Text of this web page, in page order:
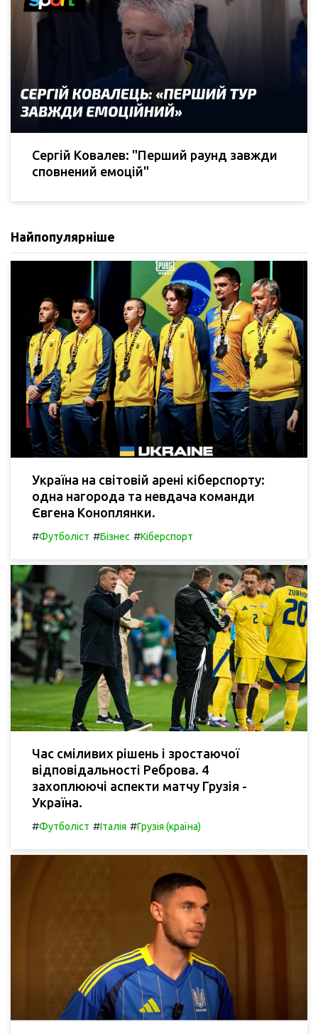
Сергій Ковалев: "Перший раунд завжди
сповнений емоцій"
Найпопулярніше
Україна на світовій арені кіберспорту:
одна нагорода та невдача команди
Євгена Коноплянки.
#Футболіст #Бізнес #Кіберспорт
Час сміливих рішень і зростаючої
відповідальності Реброва. 4
захоплюючі аспекти матчу Грузія -
Україна.
#Футболіст #Італія #Грузія (країна)